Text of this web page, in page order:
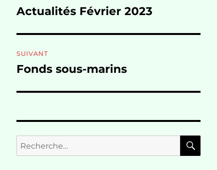
de
Publication
Actualités Février 2023
SUIVANT
Publication
Fonds sous-marins
Recherche
pour :